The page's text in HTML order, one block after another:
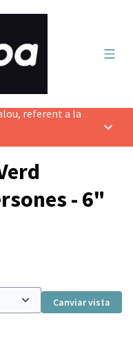
referent a la
- 6"
Canviar vista